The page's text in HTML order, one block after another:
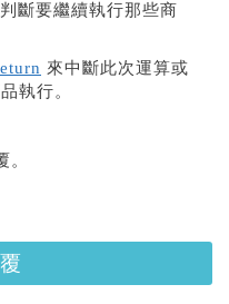
斷要繼續執行那些商
來中斷此次運算或
執行。